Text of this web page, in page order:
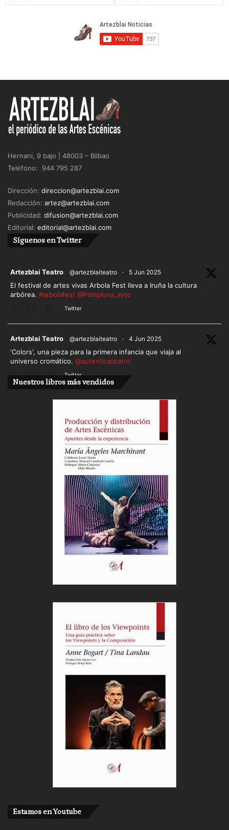
Hernani, 9 bajo | 48003 – Bilbao
Teléfono: 944 795 287
Dirección: direccion@artezblai.com
Redacción: artez@artezblai.com
Publicidad: difusion@artezblai.com
Editorial: editorial@artezblai.com
Síguenos en Twitter
Artezblai Teatro @artezblaiteatro · 5 Jun 2025
El festival de artes vivas Arbola Fest lleva a Iruña la cultura
arbórea. #arbolafest @Pamplona_ayto
Twitter
Artezblai Teatro @artezblaiteatro · 4 Jun 2025
'Colors', una pieza para la primera infancia que viaja al
universo cromático. @autenticateatro
Twitter
Cargar más
Nuestros libros más vendidos
Estamos en Youtube